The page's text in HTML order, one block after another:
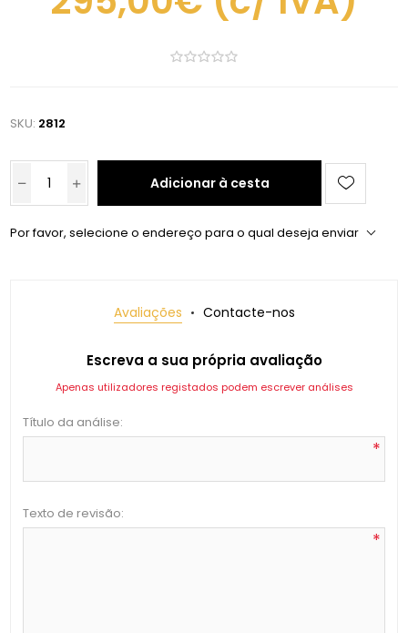
SKU: 2812
Adicionar à cesta
Por favor, selecione o endereço para o qual deseja enviar
Avaliações Contacte-nos
Escreva a sua própria avaliação
Apenas utilizadores registados podem escrever análises
Título da análise:
*
Texto de revisão:
*